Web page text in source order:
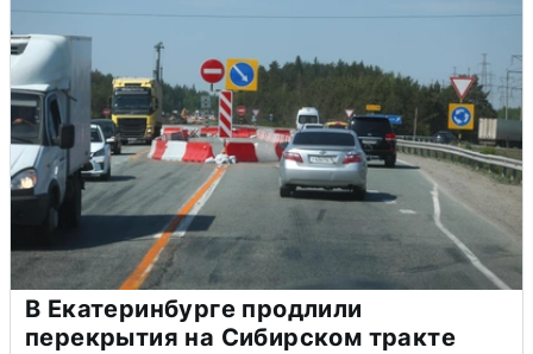
В Екатеринбурге продлили
перекрытия на Сибирском тракте